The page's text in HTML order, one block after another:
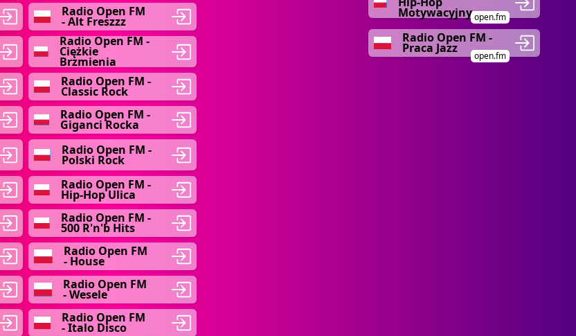
Radio Open FM
- Alt Freszzz
Radio Open FM -
Ciężkie
Brzmienia
Radio Open FM -
Classic Rock
Radio Open FM -
Giganci Rocka
Radio Open FM -
Polski Rock
Radio Open FM -
Hip-Hop Ulica
Radio Open FM -
500 R'n'b Hits
Radio Open FM
- House
Radio Open FM
- Wesele
Radio Open FM
- Italo Disco
Motywacyjnyopen.fm
Radio Open FM -
Praca Jazz
open.fm